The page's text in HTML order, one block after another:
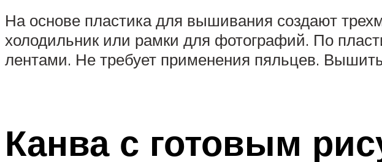
На основе пластика для вышивания создают
холодильник или рамки для фотографий. По
лентами. Не требует применения пяльцев.
Канва с готовым